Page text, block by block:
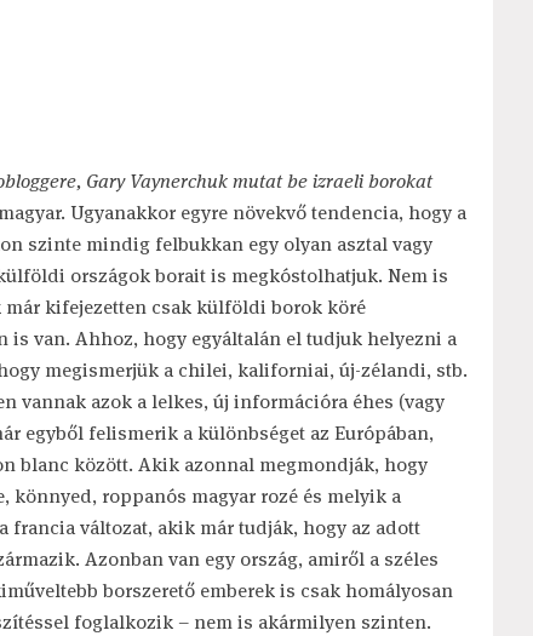
Gary Vaynerchuk mutat be izraeli borokat
Ugyanakkor egyre növekvő tendencia, hogy a
szinte mindig felbukkan egy olyan asztal vagy
országok borait is megkóstolhatjuk. Nem is
kifejezetten csak külföldi borok köré
is van. Ahhoz, hogy egyáltalán el tudjuk helyezni a
megismerjük a chilei, kaliforniai, új-zélandi, stb.
vannak azok a lelkes, új információra éhes (vagy
egyből felismerik a különbséget az Európában,
blanc között. Akik azonnal megmondják, hogy
könnyed, roppanós magyar rozé és melyik a
francia változat, akik már tudják, hogy az adott
Azonban van egy ország, amiről a széles
borszerető emberek is csak homályosan
foglalkozik – nem is akármilyen szinten.